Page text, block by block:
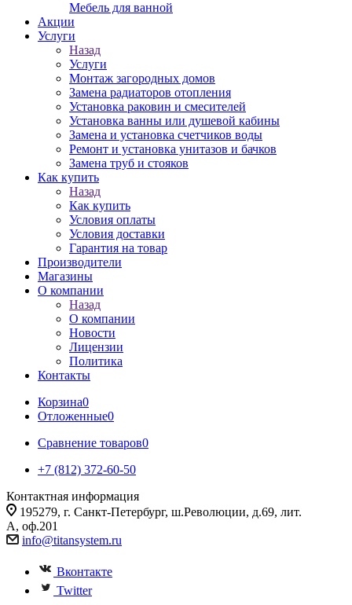
Мебель для ванной
Акции
Услуги
Назад
Услуги
Монтаж загородных домов
Замена радиаторов отопления
Установка раковин и смесителей
Установка ванны или душевой кабины
Замена и установка счетчиков воды
Ремонт и установка унитазов и бачков
Замена труб и стояков
Как купить
Назад
Как купить
Условия оплаты
Условия доставки
Гарантия на товар
Производители
Магазины
О компании
Назад
О компании
Новости
Лицензии
Политика
Контакты
Корзина0
Отложенные0
Сравнение товаров0
+7 (812) 372-60-50
Контактная информация
195279, г. Санкт-Петербург, ш.Революции, д.69, лит.
А, оф.201
info@titansystem.ru
Вконтакте
Twitter